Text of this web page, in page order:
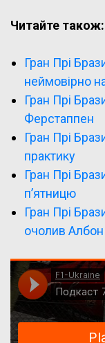
Читайте також:
Гран Прі
неймовірно
Гран Прі
Ферстаппен
Гран Прі
практику
Гран Прі
п’ятницю
Гран Прі
очолив Албон